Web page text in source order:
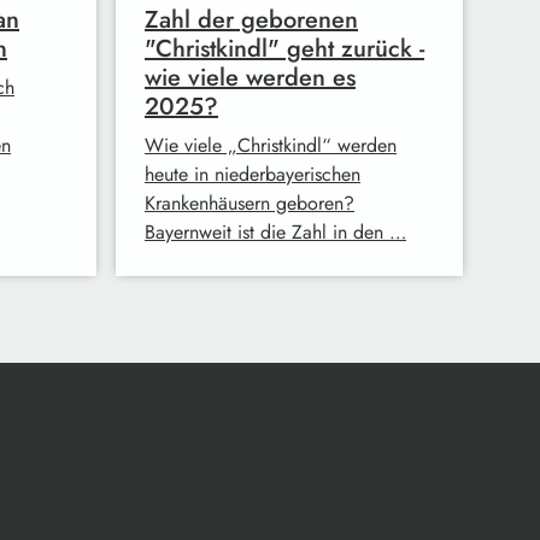
Zahl der geborenen
"Christkindl" geht zurück -
wie viele werden es
2025?
Wie viele „Christkindl“ werden
heute in niederbayerischen
Krankenhäusern geboren?
Bayernweit ist die Zahl in den …